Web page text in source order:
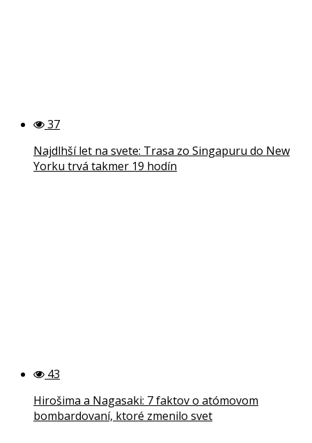
37
Najdlhší let na svete: Trasa zo Singapuru do New
Yorku trvá takmer 19 hodín
43
Hirošima a Nagasaki: 7 faktov o atómovom
bombardovaní, ktoré zmenilo svet